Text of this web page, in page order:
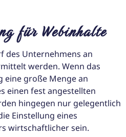
für Webinhalte
des Unternehmens an
werden. Wenn das
eine große Menge an
einen fest angestellten
hingegen nur gelegentlich
Einstellung eines
wirtschaftlicher sein.